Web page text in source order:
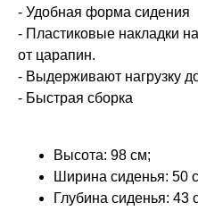
- Удобная форма сидения
- Пластиковые накладки
от царапин.
- Выдерживают нагрузку
- Быстрая сборка
Высота: 98 см;
Ширина сиденья: 50
Глубина сиденья: 43